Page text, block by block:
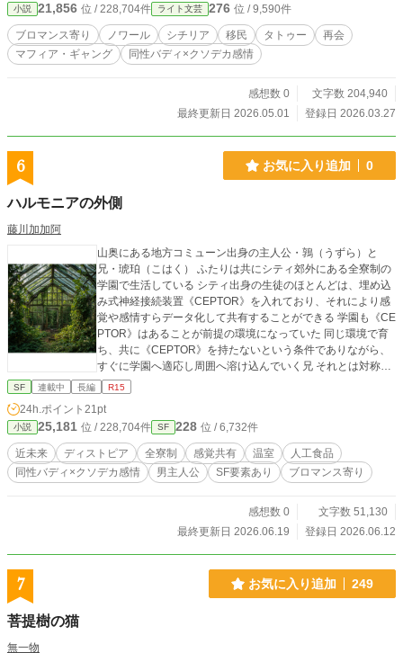
小説 21,856 位 / 228,704件 ライト文芸 276 位 / 9,590件
ブロマンス寄り ノワール シチリア 移民 タトゥー
再会
マフィア・ギャング
同性バディ×クソデカ感情
感想数 0
文字数 204,940
最終更新日 2026.05.01
登録日 2026.03.27
6 お気に入り追加 0
ハルモニアの外側
藤川加加阿
山奥にある地方コミューン出身の主人公・鶉（うずら）と
兄・琥珀（こはく） ふたりは共にシティ郊外にある全寮制の
学園で生活している シティ出身の生徒のほとんどは、埋め込
み式神経接続装置《CEPTOR》を入れており、それにより感
覚や感情すらデータ化して共有することができる 学園も《CE
PTOR》はあることが前提の環境になっていた 同じ環境で育
ち、共に《CEPTOR》を持たないという条件でありながら、
すぐに学園へ適応し周囲へ溶け込んでいく兄 それとは対称的
に、鶉は人工食品を受け入れることができず、なかなか周囲
友・青鸞（せいらん）はシティの市長の息子であり、抜きん
出た能力と恵まれた容貌から後継者として将来を約束された
立場にある しかし、本人はそれを望んでいない 醒めた目で周
囲から距離を置き、何故か鶉と行動を共にしている ある天体
観測の夜 青鸞の誘いで、鶉は学園の立ち入り禁止区画へと足
と小さな研究室だった そこでふたりは、シティでは忌避され
ている生の果実を口にする経験を共有する また、鶉は廃温室
が、やがて黒鶫は鶉に向かって叫ぶ 「君は自分で選んで外側
SF 連載中 長編 R15
24h.ポイント 21pt
小説 25,181 位 / 228,704件 SF 228 位 / 6,732件
近未来 ディストピア 全寮制 感覚共有 温室
人工食品
同性バディ×クソデカ感情
男主人公 SF要素あり ブロマンス寄り
感想数 0
文字数 51,130
最終更新日 2026.06.19
登録日 2026.06.12
7 お気に入り追加 249
菩提樹の猫
無一物